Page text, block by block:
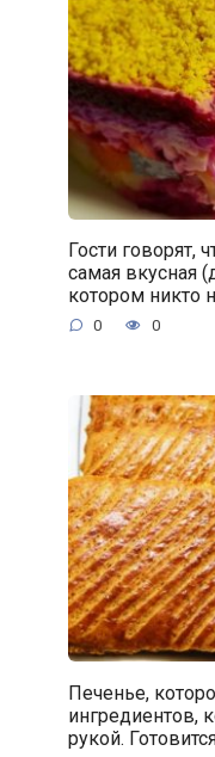
Гости говорят,
самая вкусная
котором никто
0 0
Печенье,
ингредиентов,
рукой.